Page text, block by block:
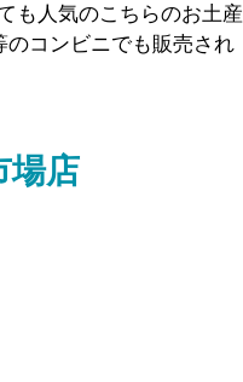
も人気のこちらのお土産
コンビニでも販売され
場店